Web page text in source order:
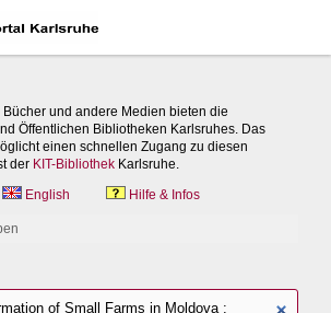
und andere Medien bieten die
Öffentlichen Bibliotheken Karlsruhes. Das
einen schnellen Zugang zu diesen
der KIT-Bibliothek Karlsruhe.
English Hilfe & Infos